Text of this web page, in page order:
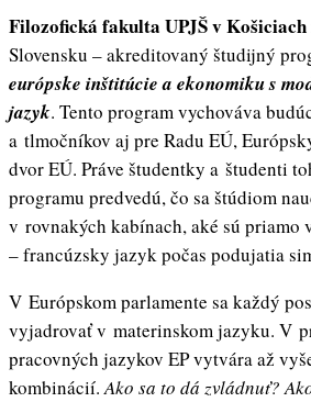
Filozofická fakulta UPJŠ v Košiciach
Slovensku – akreditovaný študijný
európske inštitúcie a ekonomiku s
jazyk. Tento program vychováva
a tlmočníkov aj pre Radu EÚ,
dvor EÚ. Práve študentky a študenti
programu predvedú, čo sa štúdiom
v rovnakých kabínach, aké sú priamo
– francúzsky jazyk počas podujatia
V Európskom parlamente sa každý
vyjadrovať v materinskom jazyku. V
pracovných jazykov EP vytvára až
kombinácií.Ako sa to dá zvládnuť?